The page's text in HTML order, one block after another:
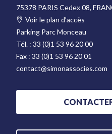
75378 PARIS Cedex 08,
Voir le plan d’accès
Parking Parc Monceau
Tél. :33 (0)1 53 96 20 00
Fax :33 (0)1 53 96 20 01
contact@simonassocies.com